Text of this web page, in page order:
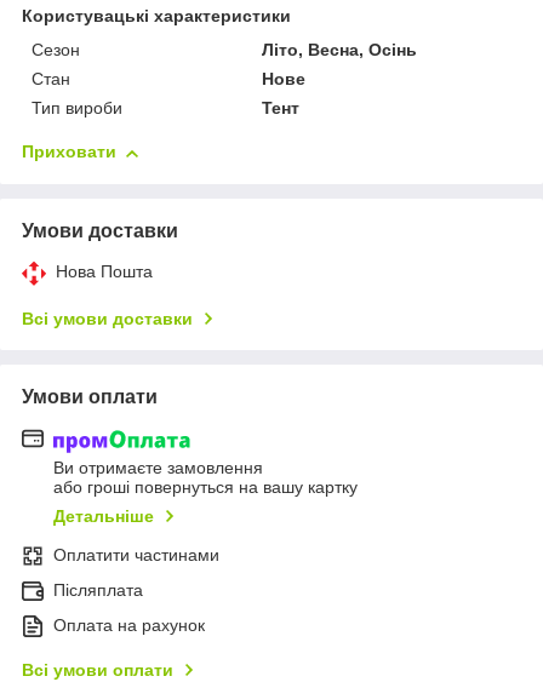
Користувацькі характеристики
Сезон
Літо, Весна, Осінь
Стан
Нове
Тип вироби
Тент
Приховати
Умови доставки
Нова Пошта
Всі умови доставки
Умови оплати
Ви отримаєте замовлення
або гроші повернуться на вашу картку
Детальніше
Оплатити частинами
Післяплата
Оплата на рахунок
Всі умови оплати